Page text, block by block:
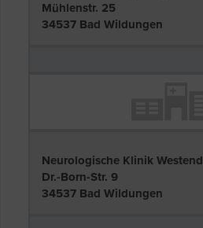
Mühlenstr. 25
34537 Bad Wildungen
Neurologische Klinik Westend
Dr.-Born-Str. 9
34537 Bad Wildungen